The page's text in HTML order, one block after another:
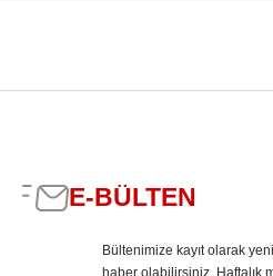
E-BÜLTEN
Bültenimize kayıt olarak
haber olabilirsiniz. Haftalık